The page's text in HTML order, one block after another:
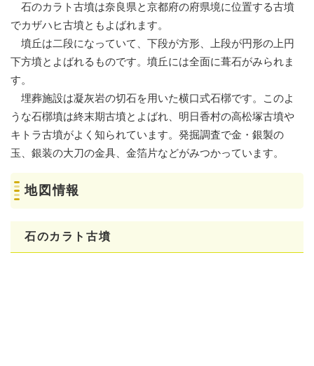
石のカラト古墳は奈良県と京都府の府県境に位置する古墳
でカザハヒ古墳ともよばれます。
墳丘は二段になっていて、下段が方形、上段が円形の上円
下方墳とよばれるものです。墳丘には全面に葺石がみられま
す。
埋葬施設は凝灰岩の切石を用いた横口式石槨です。このよ
うな石槨墳は終末期古墳とよばれ、明日香村の高松塚古墳や
キトラ古墳がよく知られています。発掘調査で金・銀製の
玉、銀装の大刀の金具、金箔片などがみつかっています。
地図情報
石のカラト古墳